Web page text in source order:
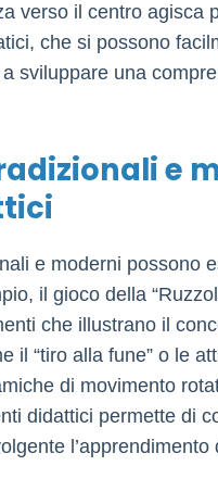
verso il centro agisca
che si possono
sviluppare una
e
e moderni possono
il gioco della
che illustrano il
il “tiro alla fune” o le
di movimento
didattici permette di